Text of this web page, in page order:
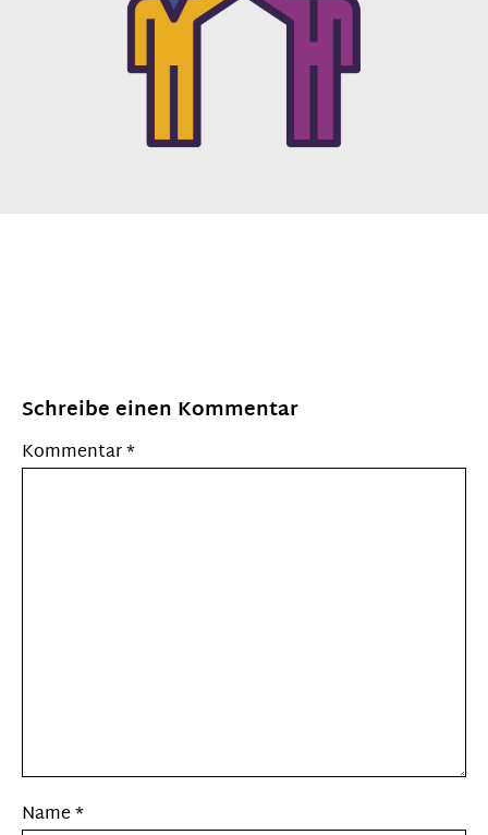
Schreibe einen Kommentar
Kommentar*
Name*